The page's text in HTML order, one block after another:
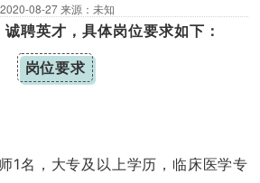
2020-08-27 来源：未知
诚聘英才，具体岗位要求如下：
岗位要求
1名，大专及以上学历，临床医学专